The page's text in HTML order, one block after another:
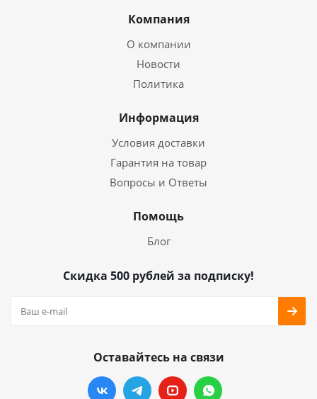
Компания
О компании
Новости
Политика
Информация
Условия доставки
Гарантия на товар
Вопросы и Ответы
Помощь
Блог
Скидка 500 рублей за подписку!
Оставайтесь на связи